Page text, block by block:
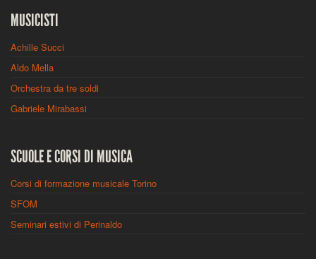
MUSICISTI
Achille Succi
Aldo Mella
Orchestra da tre soldi
Gabriele Mirabassi
SCUOLE E CORSI DI MUSICA
Corsi di formazione musicale Torino
SFOM
Seminari estivi di Perinaldo